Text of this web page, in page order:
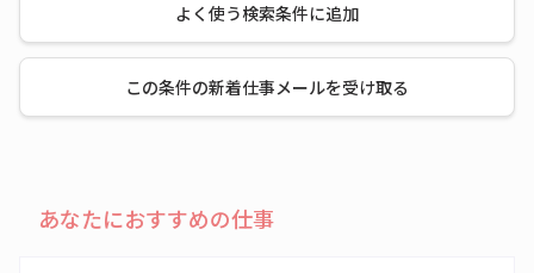
よく使う検索条件に追加
この条件の新着仕事メールを受け取る
あなたにおすすめの仕事